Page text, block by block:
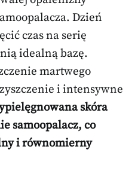
Dzień
czas na serię
idealną bazę.
martwego
i intensywne
skóra
samoopalacz, co
i równomierny